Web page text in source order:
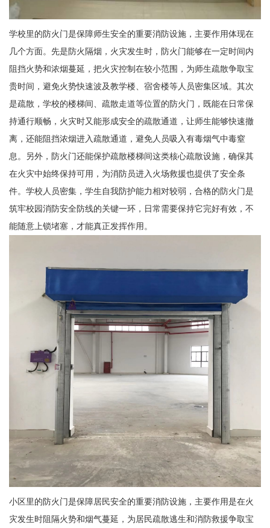
学校里的防火门是保障师生安全的重要消防设施，主要作用体现在
几个方面。先是防火隔烟，火灾发生时，防火门能够在一定时间内
阻挡火势和浓烟蔓延，把火灾控制在较小范围，为师生疏散争取宝
贵时间，避免火势快速波及教学楼、宿舍楼等人员密集区域。其次
是疏散，学校的楼梯间、疏散走道等位置的防火门，既能在日常保
持通行顺畅，火灾时又能形成安全的疏散通道，让师生能够快速撤
离，还能阻挡浓烟进入疏散通道，避免人员吸入有毒烟气中毒窒
息。另外，防火门还能保护疏散楼梯间这类核心疏散设施，确保其
在火灾中始终保持可用，为消防员进入火场救援也提供了安全条
件。学校人员密集，学生自我防护能力相对较弱，合格的防火门是
筑牢校园消防安全防线的关键一环，日常需要保持它完好有效，不
能随意上锁堵塞，才能真正发挥作用。
小区里的防火门是保障居民安全的重要消防设施，主要作用是在火
灾发生时阻隔火势和烟气蔓延，为居民疏散逃生和消防救援争取宝